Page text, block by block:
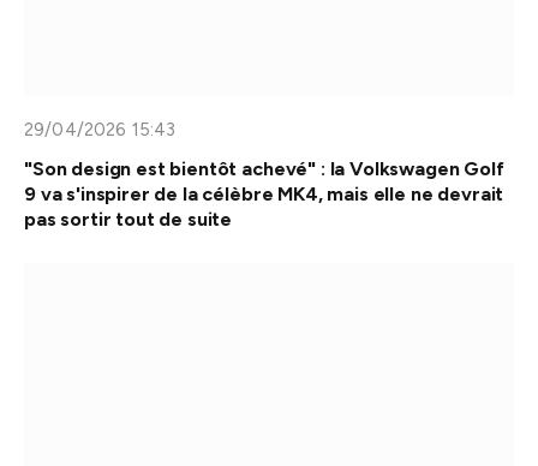
29/04/2026 15:43
"Son design est bientôt achevé" : la Volkswagen Golf
9 va s'inspirer de la célèbre MK4, mais elle ne devrait
pas sortir tout de suite